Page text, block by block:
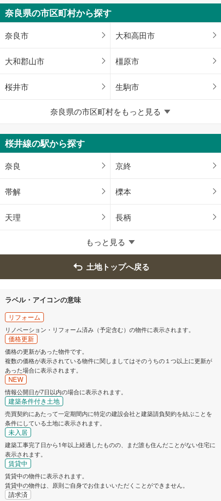
奈良県の市区町村から探す
奈良市 大和高田市
大和郡山市 橿原市
桜井市 生駒市
葛城市
宇陀市
生駒郡三郷町 生駒郡斑鳩町
生駒郡安堵町 磯城郡三宅町
磯城郡田原本町 北葛城郡上牧町
北葛城郡河合町
奈良県の市区町村をもっと見る
桜井線の駅から探す
奈良 京終
帯解 櫟本
天理 長柄
もっと見る
土地トップへ戻る
ラベル・アイコンの意味
リフォーム
リノベーション・リフォーム済み（予定含む）の物件に表示されます。
価格更新
価格の更新があった物件です。
複数の価格が表示されている物件に関しましてはそのうちの１つ以上に更新が
あった場合に表示されます。
NEW
情報公開日が7日以内の場合に表示されます。
建築条件付き土地
売買契約にあたって一定期間内に特定の建設会社と建築請負契約を結ぶことを
条件にしている土地に表示されます。
未入居
建築工事完了日から1年以上経過したものの、まだ誰も住んだことがない住宅に
表示されます。
賃貸中
賃貸中の物件に表示されます。
賃貸中の物件は、原則ご自身でお住まいいただくことができません。
請求済